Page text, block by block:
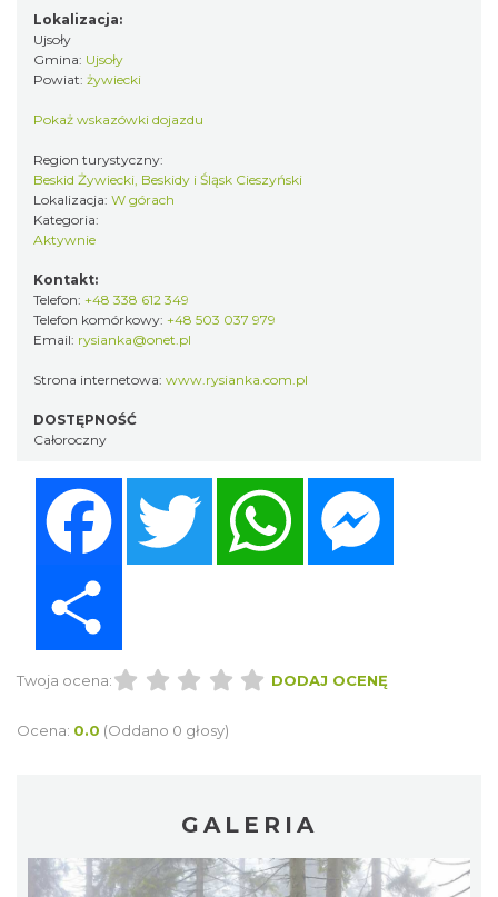
Lokalizacja:
Ujsoły
Gmina: Ujsoły
Powiat: żywiecki
Pokaż wskazówki dojazdu
Region turystyczny:
Beskid Żywiecki, Beskidy i Śląsk Cieszyński
Lokalizacja: W górach
Kategoria:
Aktywnie
Kontakt:
Telefon: +48 338 612 349
Telefon komórkowy: +48 503 037 979
Email: rysianka@onet.pl
Strona internetowa: www.rysianka.com.pl
DOSTĘPNOŚĆ
Całoroczny
Twitter WhatsApp
Twoja ocena: DODAJ OCENĘ
Ocena: 0.0 (Oddano 0 głosy)
GALERIA